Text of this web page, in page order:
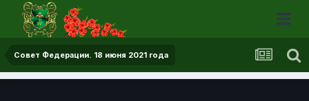
Совет Федерации. 18 июня 2021 года